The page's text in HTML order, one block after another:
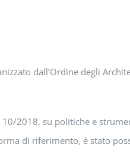
dall’Ordine degli
2018, su politiche e
di riferimento, è stato